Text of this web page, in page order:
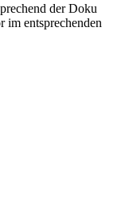
der Doku
im entsprechenden